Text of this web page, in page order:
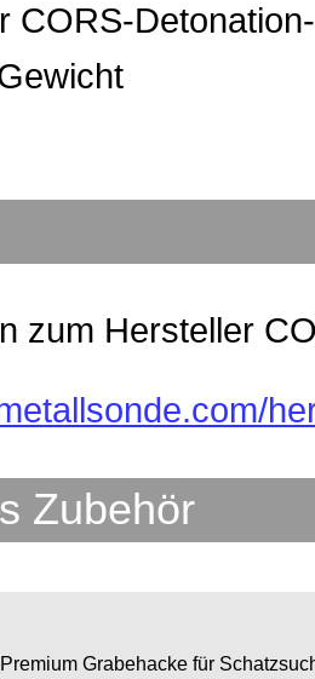
CORS-
zum Hersteller
Zubehör
Premium Grabehacke für